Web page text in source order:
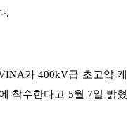
.
가 400kV급 초고압 케
착수한다고 5월 7일 밝혔